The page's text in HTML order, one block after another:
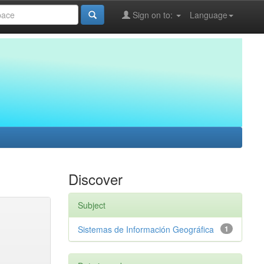
Language
Sign on to:
Discover
Subject
1
Sistemas de Información Geográfica